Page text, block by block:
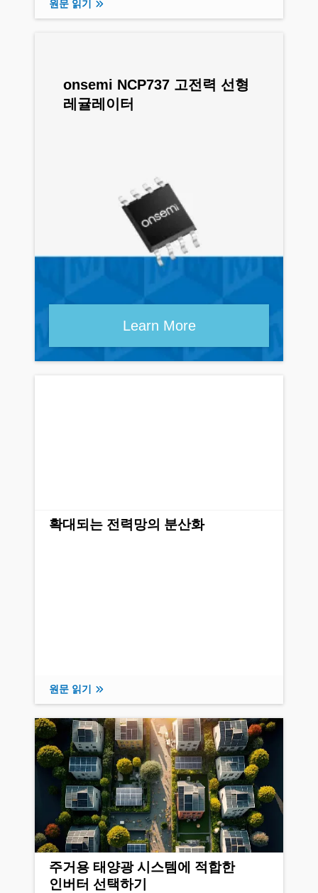
원문 읽기
onsemi NCP737 고전력 선형
레귤레이터
Learn More
확대되는 전력망의 분산화
원문 읽기
주거용 태양광 시스템에 적합한
인버터 선택하기